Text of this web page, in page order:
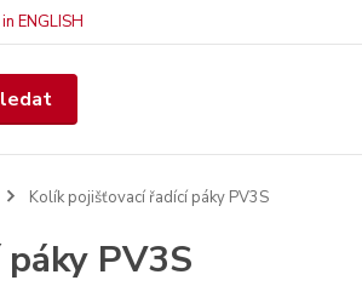
ENGLISH
Kolík pojišťovací řadící páky PV3S
PV3S